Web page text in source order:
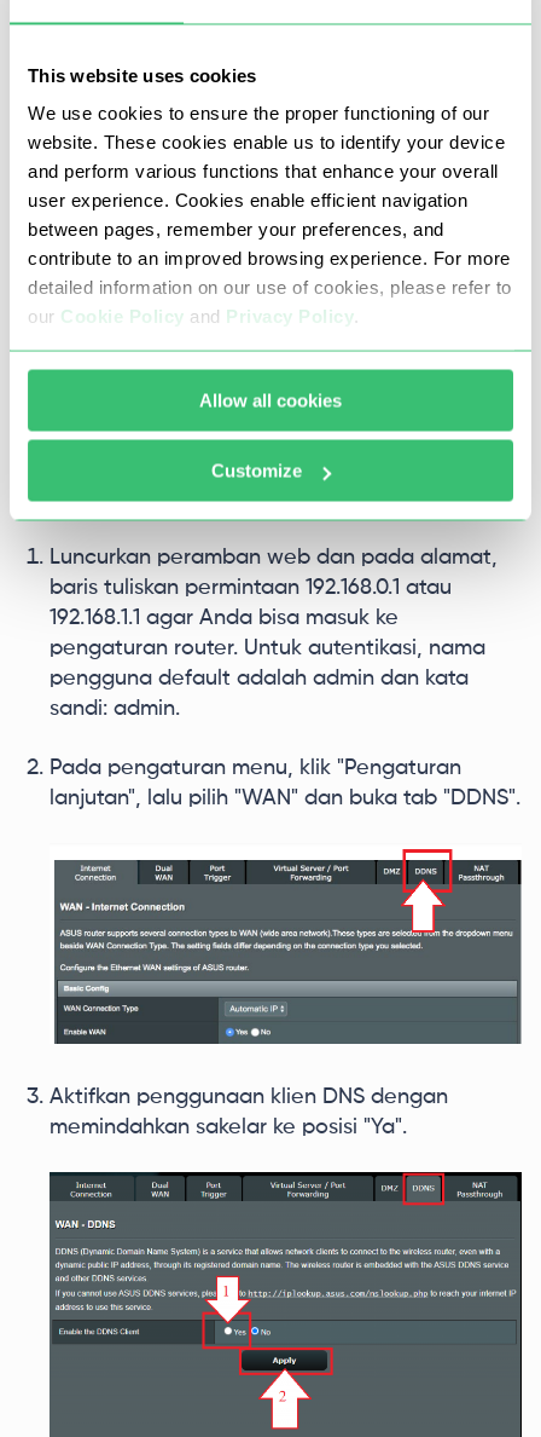
This website uses cookies
We use cookies to ensure the proper functioning of our
website. These cookies enable us to identify your device
and perform various functions that enhance your overall
user experience. Cookies enable efficient navigation
between pages, remember your preferences, and
contribute to an improved browsing experience. For more
detailed information on our use of cookies, please refer to
our Cookie Policy and Privacy Policy.
Allow all cookies
Customize
Isi bidang yang sesuai dengan server DNS
primer dan sekunder Anda, lalu klik tombol
"Simpan / Sambungkan".
Asus RT-AC1300G Plus V3
Router ini memiliki layanan DNS internal yang
akan memilih server DNS terbaik secara mandiri.
Anda dapat mengaktifkannya atau membuat
perubahan pada pengaturan dengan melakukan
operasi berikut.
Luncurkan peramban web dan pada alamat,
baris tuliskan permintaan 192.168.0.1 atau
192.168.1.1 agar Anda bisa masuk ke
pengaturan router. Untuk autentikasi, nama
pengguna default adalah admin dan kata
sandi: admin.
Pada pengaturan menu, klik "Pengaturan
lanjutan", lalu pilih "WAN" dan buka tab "DDNS".
Aktifkan penggunaan klien DNS dengan
memindahkan sakelar ke posisi "Ya".